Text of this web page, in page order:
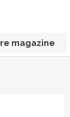
magazine